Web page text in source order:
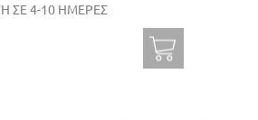
ΣΕ 4-10 ΗΜΕΡΕΣ